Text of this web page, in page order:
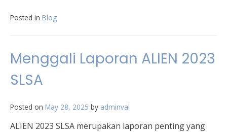
Posted in Blog
Menggali Laporan ALIEN 2023
SLSA
Posted on May 28, 2025 by adminval
ALIEN 2023 SLSA merupakan laporan penting yang